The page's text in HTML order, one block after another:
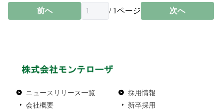
前へ / 1ページ 次へ
ニュースリリース一覧
会社概要
採用情報
新卒採用